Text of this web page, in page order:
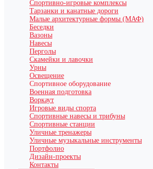
Спортивно-игровые комплексы
Тарзанки и канатные дороги
Малые архитектурные формы (МАФ)
Беседки
Вазоны
Навесы
Перголы
Скамейки и лавочки
Урны
Освещение
Спортивное оборудование
Военная подготовка
Воркаут
Игровые виды спорта
Спортивные навесы и трибуны
Спортивные станции
Уличные тренажеры
Уличные музыкальные инструменты
Портфолио
Дизайн-проекты
Контакты